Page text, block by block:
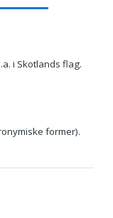
i Skotlands flag.
former).